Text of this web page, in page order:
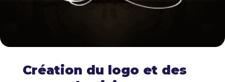
Création du logo et des